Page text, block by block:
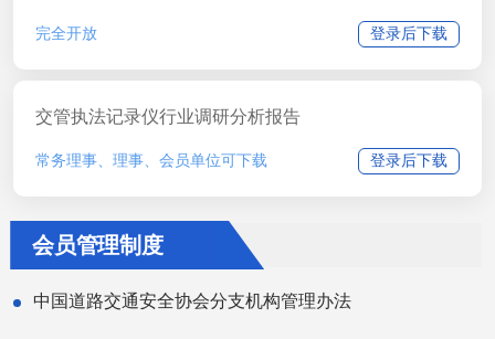
完全开放 登录后下载
交管执法记录仪行业调研分析报告
常务理事、理事、会员单位可下载 登录后下载
会员管理制度
中国道路交通安全协会分支机构管理办法